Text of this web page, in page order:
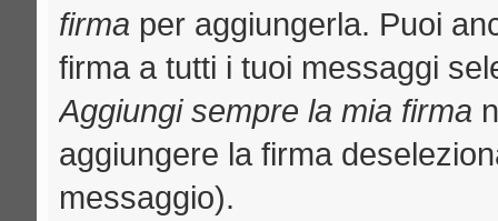
firma per aggiungerla. Puoi
firma a tutti i tuoi messaggi
Aggiungi sempre la mia firma
aggiungere la firma
messaggio).